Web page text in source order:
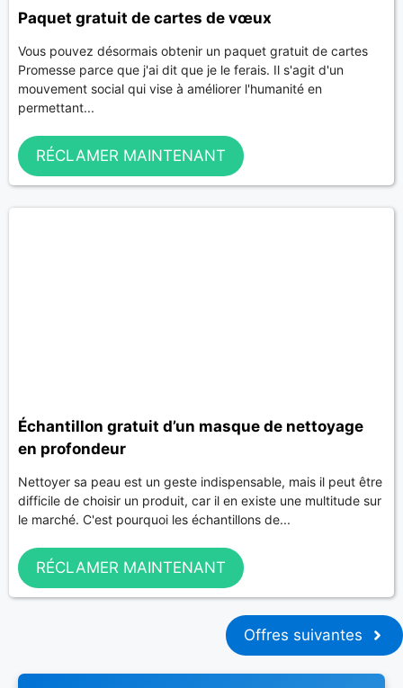
Paquet gratuit de cartes de vœux
Vous pouvez désormais obtenir un paquet gratuit de cartes
Promesse parce que j'ai dit que je le ferais. Il s'agit d'un
mouvement social qui vise à améliorer l'humanité en
permettant...
RÉCLAMER MAINTENANT
Échantillon gratuit d’un masque de nettoyage
en profondeur
Nettoyer sa peau est un geste indispensable, mais il peut être
difficile de choisir un produit, car il en existe une multitude sur
le marché. C'est pourquoi les échantillons de...
RÉCLAMER MAINTENANT
Offres suivantes